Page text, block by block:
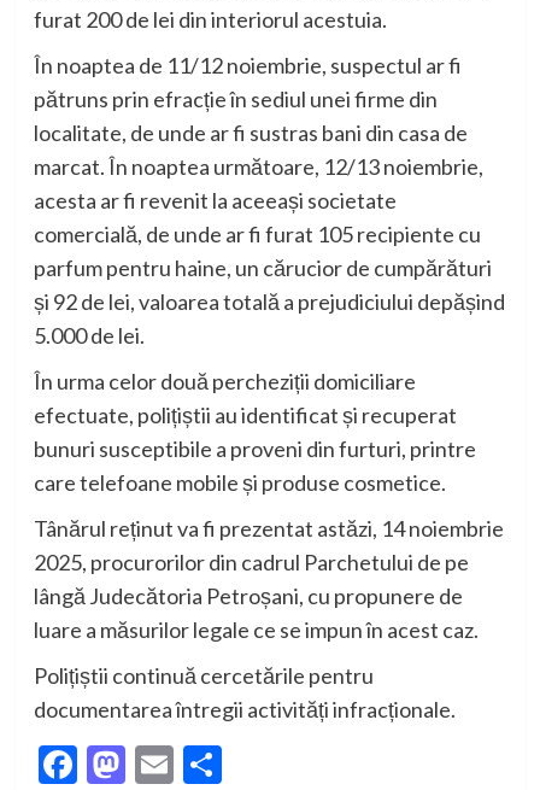
furat 200 de lei din interiorul acestuia.
În noaptea de 11/12 noiembrie, suspectul ar fi
pătruns prin efracție în sediul unei firme din
localitate, de unde ar fi sustras bani din casa de
marcat. În noaptea următoare, 12/13 noiembrie,
acesta ar fi revenit la aceeași societate
comercială, de unde ar fi furat 105 recipiente cu
parfum pentru haine, un cărucior de cumpărături
și 92 de lei, valoarea totală a prejudiciului depășind
5.000 de lei.
În urma celor două percheziții domiciliare
efectuate, polițiștii au identificat și recuperat
bunuri susceptibile a proveni din furturi, printre
care telefoane mobile și produse cosmetice.
Tânărul reținut va fi prezentat astăzi, 14 noiembrie
2025, procurorilor din cadrul Parchetului de pe
lângă Judecătoria Petroșani, cu propunere de
luare a măsurilor legale ce se impun în acest caz.
Polițiștii continuă cercetările pentru
documentarea întregii activități infracționale.
Facebook
Mastodon
EmailPartajează